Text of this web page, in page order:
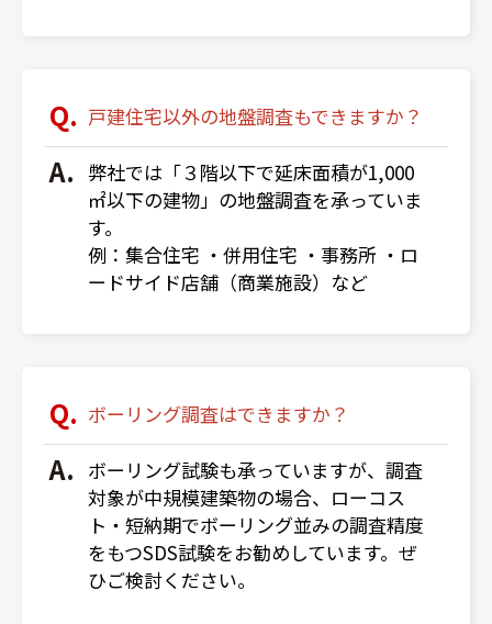
戸建住宅以外の地盤調査もできますか？
弊社では「３階以下で延床面積が1,000
㎡以下の建物」の地盤調査を承っていま
す。
例：集合住宅 ・併用住宅 ・事務所 ・ロ
ードサイド店舗（商業施設）など
ボーリング調査はできますか？
ボーリング試験も承っていますが、調査
対象が中規模建築物の場合、ローコス
ト・短納期でボーリング並みの調査精度
をもつSDS試験をお勧めしています。ぜ
ひご検討ください。